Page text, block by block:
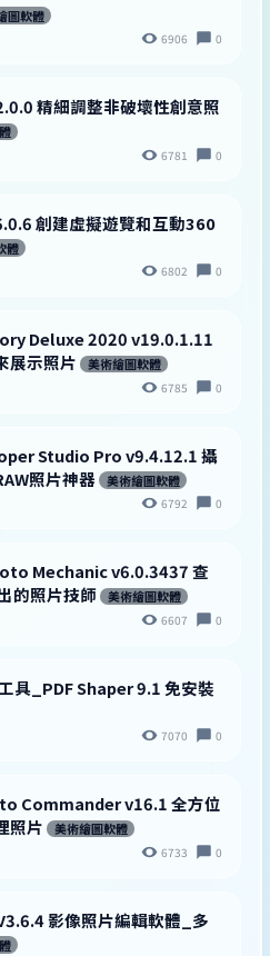
圖軟體
6906 0
精細調整非破壞性創意照
6781 0
創建虛擬遊覽和互動360
體
6802 0
Deluxe 2020 v19.0.1.11
展示照片
美術繪圖軟體
6785 0
Studio Pro v9.4.12.1 攝
照片神器
美術繪圖軟體
6792 0
Mechanic v6.0.3437 查
的照片技師
美術繪圖軟體
6607 0
具_PDF Shaper 9.1 免安裝
7070 0
Commander v16.1 全方位
照片
美術繪圖軟體
6733 0
影像照片編輯軟體_多